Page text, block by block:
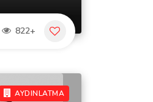
822+
AYDINLATMA